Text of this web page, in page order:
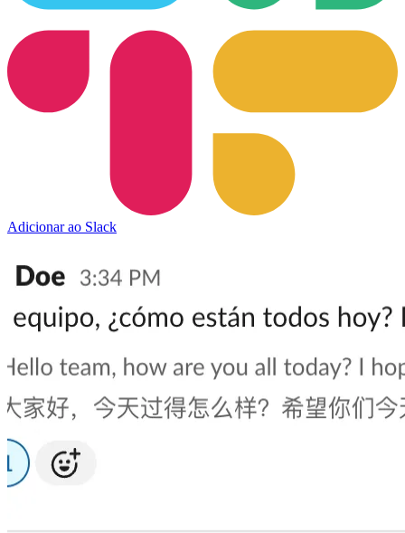
Adicionar ao Slack